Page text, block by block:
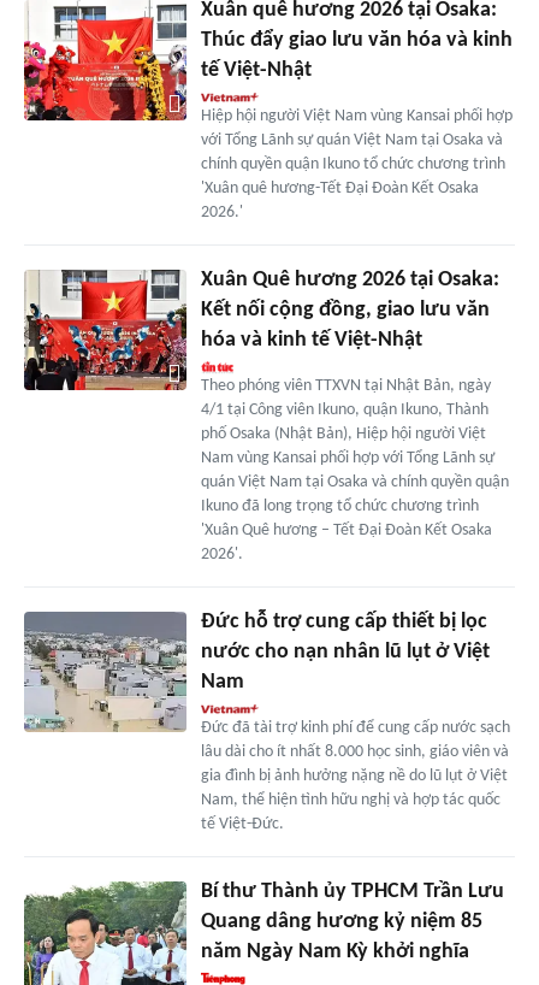
Xuân quê hương 2026 tại Osaka:
Thúc đẩy giao lưu văn hóa và kinh
tế Việt-Nhật
Hiệp hội người Việt Nam vùng Kansai phối hợp
với Tổng Lãnh sự quán Việt Nam tại Osaka và
chính quyền quận Ikuno tổ chức chương trình
'Xuân quê hương-Tết Đại Đoàn Kết Osaka
2026.'
Xuân Quê hương 2026 tại Osaka:
Kết nối cộng đồng, giao lưu văn
hóa và kinh tế Việt-Nhật
Theo phóng viên TTXVN tại Nhật Bản, ngày
4/1 tại Công viên Ikuno, quận Ikuno, Thành
phố Osaka (Nhật Bản), Hiệp hội người Việt
Nam vùng Kansai phối hợp với Tổng Lãnh sự
quán Việt Nam tại Osaka và chính quyền quận
Ikuno đã long trọng tổ chức chương trình
'Xuân Quê hương – Tết Đại Đoàn Kết Osaka
2026'.
Đức hỗ trợ cung cấp thiết bị lọc
nước cho nạn nhân lũ lụt ở Việt
Nam
Đức đã tài trợ kinh phí để cung cấp nước sạch
lâu dài cho ít nhất 8.000 học sinh, giáo viên và
gia đình bị ảnh hưởng nặng nề do lũ lụt ở Việt
Nam, thể hiện tình hữu nghị và hợp tác quốc
tế Việt-Đức.
Bí thư Thành ủy TPHCM Trần Lưu
Quang dâng hương kỷ niệm 85
năm Ngày Nam Kỳ khởi nghĩa